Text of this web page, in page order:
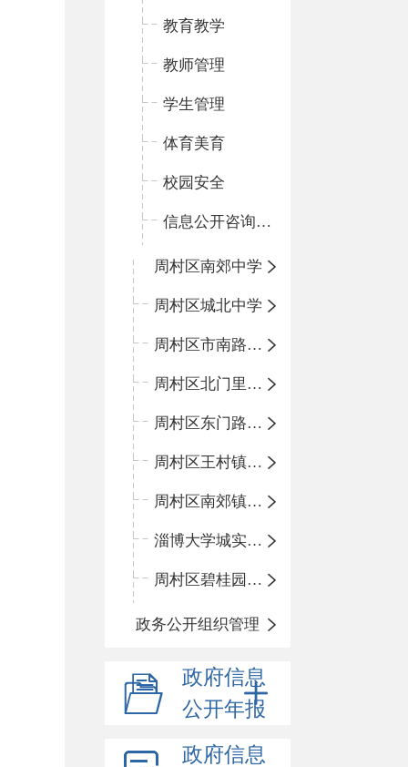
教育教学
教师管理
学生管理
体育美育
校园安全
信息公开咨询指南
周村区南郊中学
周村区城北中学
周村区市南路小学
周村区北门里小学
周村区东门路小学
周村区王村镇中心学校
周村区南郊镇中心小学
淄博大学城实验中学
周村区碧桂园小学
政务公开组织管理
政府信息
公开年报
政府信息